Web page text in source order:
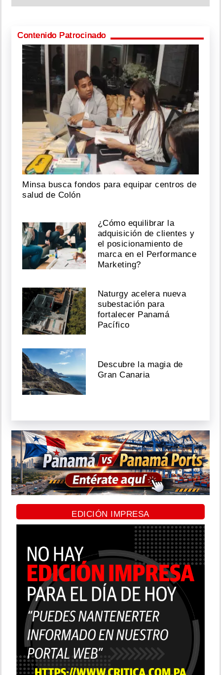
Contenido Patrocinado
Minsa busca fondos para equipar centros de
salud de Colón
¿Cómo equilibrar la
adquisición de clientes y
el posicionamiento de
marca en el Performance
Marketing?
Naturgy acelera nueva
subestación para
fortalecer Panamá
Pacífico
Descubre la magia de
Gran Canaria
EDICIÓN IMPRESA